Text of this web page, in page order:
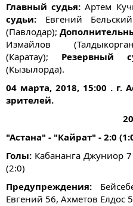
Главный судья: Артем
судьи: Евгений
(Павлодар);
Измайлов
(Каратау); Резервный
(Кызылорда).
04 марта, 2018, 15:00 . г.
зрителей.
"Астана" - "Кайрат" - 2:0
Голы: Кабананга Джуниор
(2:0)
Предупреждения:
Евгений 56, Ахметов Елдос